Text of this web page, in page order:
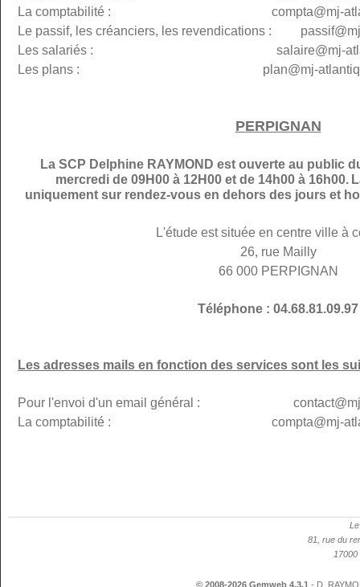
La comptabilité : compta@mj-
Le passif, les créanciers, les revendications : passif@
Les salariés : salaire@mj-
Les plans :
plan@mj-
PERPIGNAN
La SCP Delphine RAYMOND est ouverte au public
mercredi de 09H00 à 12H00 et de 14h00 à 16h00.
uniquement sur rendez-vous en dehors des jours et
L'étude est située en centre ville à
26, rue Mailly
66 000 PERPIGNAN
Téléphone : 04.68.81.09.97
Les adresses mails en fonction des services sont les
Pour l'envoi d'un email général : contact@mj-
La comptabilité : compta@mj-
81, rue du
17000
© 2008-2026 Gemweb 4.3.1 - D.